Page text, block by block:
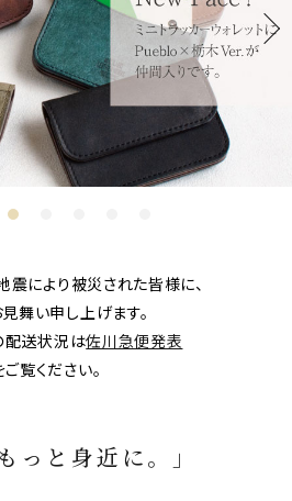
震により被災された皆様に、
舞い申し上げます。
配送状況は佐川急便発表
ご覧ください。
っと身近に。」